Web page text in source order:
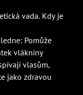
vada. Kdy je
Pomůže
vlákniny
vlasům,
jako zdravou